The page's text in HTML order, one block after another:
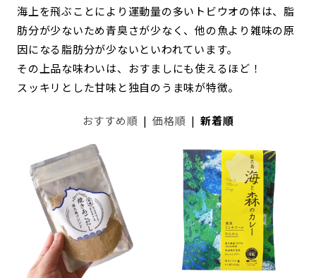
海上を飛ぶことにより運動量の多いトビウオの体は、脂
肪分が少ないため青臭さが少なく、他の魚より雑味の原
因になる脂肪分が少ないといわれています。
その上品な味わいは、おすましにも使えるほど！
スッキリとした甘味と独自のうま味が特徴。
おすすめ順 |価格順 |新着順